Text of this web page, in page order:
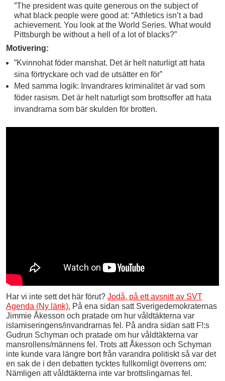
”The president was quite generous on the subject of
what black people were good at: “Athletics isn’t a bad
achievement. You look at the World Series. What would
Pittsburgh be without a hell of a lot of blacks?”
Motivering:
”Kvinnohat föder manshat. Det är helt naturligt att hata
sina förtryckare och vad de utsätter en för”
Med samma logik: Invandrares kriminalitet är vad som
föder rasism. Det är helt naturligt som brottsoffer att hata
invandrarna som bär skulden för brotten.
Har vi inte sett det här förut? Jodå, på ett avsnitt av SVT
Agenda (Ny länk). På ena sidan satt Sverigedemokraternas
Jimmie Åkesson och pratade om hur våldtäkterna var
islamiseringens/invandrarnas fel. På andra sidan satt F!:s
Gudrun Schyman och pratade om hur våldtäkterna var
mansrollens/männens fel. Trots att Åkesson och Schyman
inte kunde vara längre bort från varandra politiskt så var det
en sak de i den debatten tycktes fullkomligt överrens om:
Nämligen att våldtäkterna inte var brottslingarnas fel.